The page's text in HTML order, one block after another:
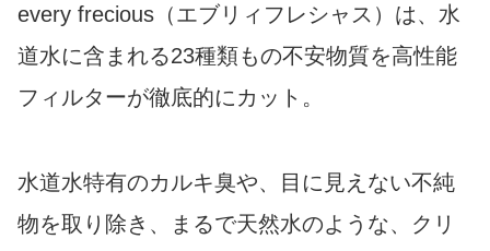
every frecious（エブリィフレシャス）は、水
道水に含まれる23種類もの不安物質を高性能
フィルターが徹底的にカット。
水道水特有のカルキ臭や、目に見えない不純
物を取り除き、まるで天然水のような、クリ